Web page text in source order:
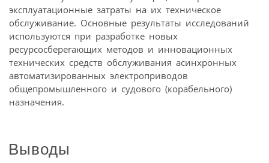
эксплуатационные затраты на их техническое
обслуживание. Основные результаты исследований
используются при разработке новых
ресурсосберегающих методов и инновационных
технических средств обслуживания асинхронных
автоматизированных электроприводов
общепромышленного и судового (корабельного)
назначения.
Выводы